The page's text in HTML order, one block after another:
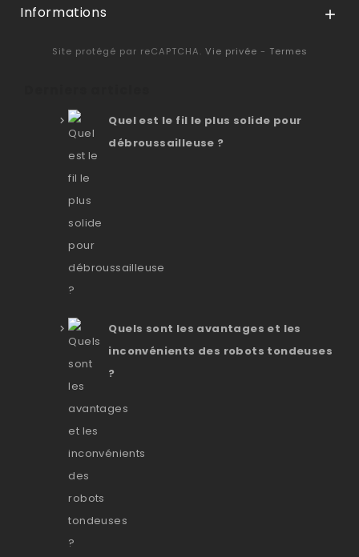
Informations 
Site protégé par reCAPTCHA. Vie privée - Termes
Quel est le fil le plus solide pour
débroussailleuse ?
Quels sont les avantages et les
inconvénients des robots tondeuses
?